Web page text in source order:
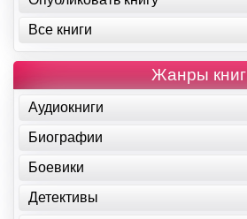
Все книги
Жанры книг
Аудиокниги
Биографии
Боевики
Детективы